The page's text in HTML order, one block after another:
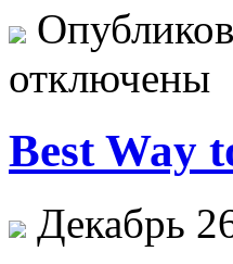
отключены
Best Way
Декабрь